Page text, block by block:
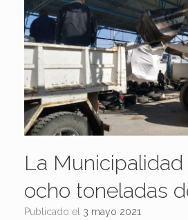
La Municipalidad
ocho toneladas
Publicado el 3 mayo 2021